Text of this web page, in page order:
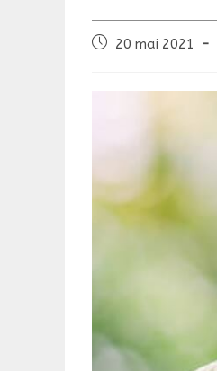
Publication
20 mai 2021